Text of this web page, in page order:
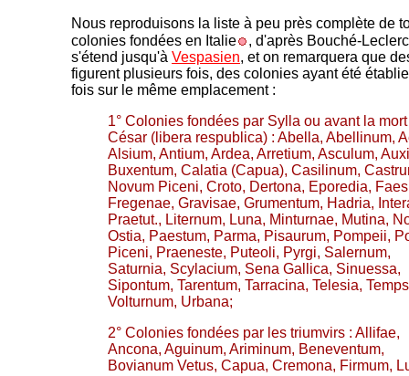
Nous reproduisons la liste à peu près complète de
colonies fondées en Italie
, d'après Bouché-
s'étend jusqu'à Vespasien, et on remarquera que
figurent plusieurs fois, des colonies ayant été
fois sur le même emplacement :
1° Colonies fondées par Sylla ou avant la
César (libera respublica) : Abella, Abellinum,
Alsium, Antium, Ardea, Arretium, Asculum,
Buxentum, Calatia (Capua), Casilinum,
Novum Piceni, Croto, Dertona, Eporedia,
Fregenae, Gravisae, Grumentum, Hadria,
Praetut., Liternum, Luna, Minturnae, Mutina,
Ostia, Paestum, Parma, Pisaurum, Pompeii,
Piceni, Praeneste, Puteoli, Pyrgi, Salernum,
Saturnia, Scylacium, Sena Gallica, Sinuessa,
Sipontum, Tarentum, Tarracina, Telesia,
Volturnum, Urbana;
2° Colonies fondées par les triumvirs : Allifae,
Ancona, Aguinum, Ariminum, Beneventum,
Bovianum Vetus, Capua, Cremona, Firmum,